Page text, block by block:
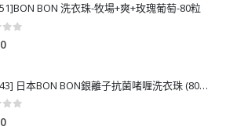
BON 洗衣珠-牧場+爽+玫瑰葡萄-80粒
[J111043] 日本BON BON銀離子抗菌啫喱洗衣珠 (80粒)